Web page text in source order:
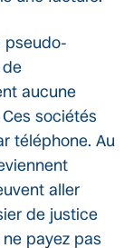
pseudo-
aucune
sociétés
téléphone. Au
aller
de justice
payez pas